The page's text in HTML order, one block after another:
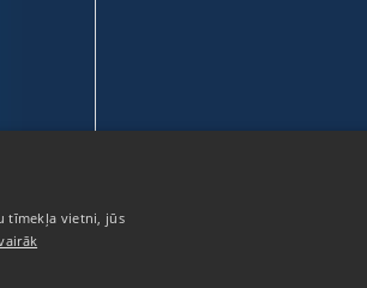
tīmekļa vietni, jūs